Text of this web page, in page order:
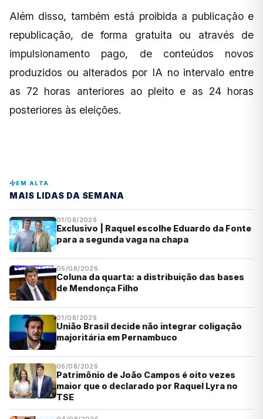
Além disso, também está proibida a publicação e
republicação, de forma gratuita ou através de
impulsionamento pago, de conteúdos novos
produzidos ou alterados por IA no intervalo entre
as 72 horas anteriores ao pleito e as 24 horas
posteriores às eleições.
EM ALTA
MAIS LIDAS DA SEMANA
01/08/2026
Exclusivo | Raquel escolhe Eduardo da Fonte
para a segunda vaga na chapa
05/08/2026
Coluna da quarta: a distribuição das bases
de Mendonça Filho
01/08/2026
União Brasil decide não integrar coligação
majoritária em Pernambuco
06/08/2026
Patrimônio de João Campos é oito vezes
maior que o declarado por Raquel Lyra no
TSE